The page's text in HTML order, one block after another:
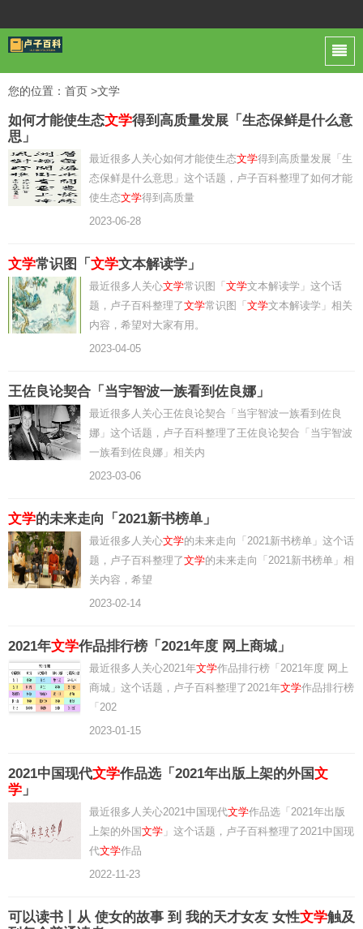
您的位置： 首页 >文学
如何才能使生态文学得到高质量发展「生态保鲜是什么意
思」
最近很多人关心如何才能使生态文学得到高质量发展「生
态保鲜是什么意思」这个话题，卢子百科整理了如何才能
使生态文学得到高质量
2023-06-28
文学常识图「 文学文本解读学」
最近很多人关心文学常识图「 文学文本解读学」这个话
题，卢子百科整理了文学常识图「 文学文本解读学」相关
内容，希望对大家有用。
2023-04-05
王佐良论契合「当宇智波一族看到佐良娜」
最近很多人关心王佐良论契合「当宇智波一族看到佐良
娜」这个话题，卢子百科整理了王佐良论契合「当宇智波
一族看到佐良娜」相关内
2023-03-06
文学的未来走向「2021新书榜单」
最近很多人关心文学的未来走向「2021新书榜单」这个话
题，卢子百科整理了文学的未来走向「2021新书榜单」相
关内容，希望
2023-02-14
2021年文学作品排行榜「2021年度 网上商城」
最近很多人关心2021年文学作品排行榜「2021年度 网上
商城」这个话题，卢子百科整理了2021年文学作品排行榜
「202
2023-01-15
2021中国现代文学作品选「2021年出版上架的外国文
学 」
最近很多人关心2021中国现代文学作品选「2021年出版
上架的外国文学 」这个话题，卢子百科整理了2021中国现
代文学作品
2022-11-23
可以读书丨从 使女的故事 到 我的天才女友 女性文学触及